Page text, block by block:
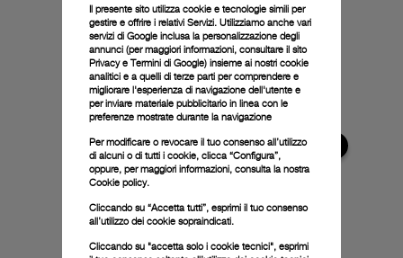
Il presente sito utilizza cookie e tecnologie simili per
gestire e offrire i relativi Servizi. Utilizziamo anche vari
servizi di Google inclusa la personalizzazione degli
annunci (per maggiori informazioni, consultare il sito
Privacy e Termini di Google) insieme ai nostri cookie
analitici e a quelli di terze parti per comprendere e
migliorare l'esperienza di navigazione dell'utente e
per inviare materiale pubblicitario in linea con le
preferenze mostrate durante la navigazione
Per modificare o revocare il tuo consenso all’utilizzo
di alcuni o di tutti i cookie, clicca “Configura”,
oppure, per maggiori informazioni, consulta la nostra
Cookie policy.
Cliccando su “Accetta tutti”, esprimi il tuo consenso
all’utilizzo dei cookie sopraindicati.
Cliccando su "accetta solo i cookie tecnici", esprimi